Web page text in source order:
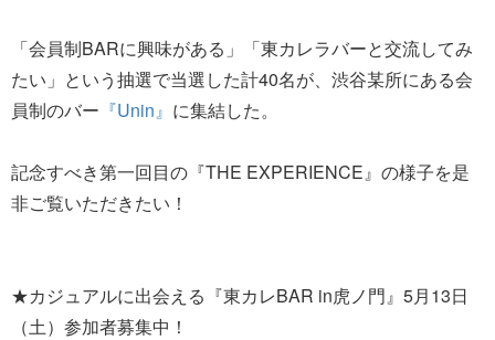
「会員制BARに興味がある」「東カレラバーと交流してみ
たい」という抽選で当選した計40名が、渋谷某所にある会
員制のバー 『Unin』 に集結した。
記念すべき第一回目の『THE EXPERIENCE』の様子を是
非ご覧いただきたい！
★カジュアルに出会える『東カレBAR in虎ノ門』5月13日
（土）参加者募集中！